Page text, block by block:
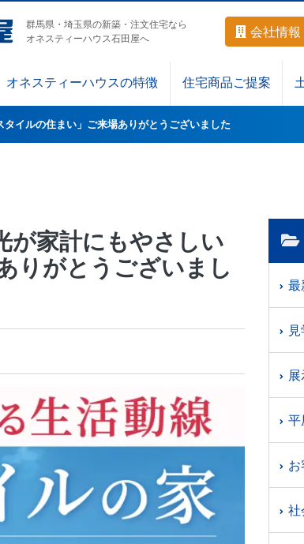
群馬県・埼玉県の新築・注文住宅なら
オネスティーハウス石田屋へ
会社情報
オネスティーハウスの特徴 住宅商品ご提案
イルの住まい」ご来場ありがとうございました
が家計にもやさしい
りがとうございまし
最
平
お
社